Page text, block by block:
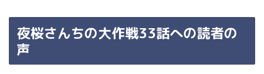
夜桜さんちの大作戦33話への読者の
声